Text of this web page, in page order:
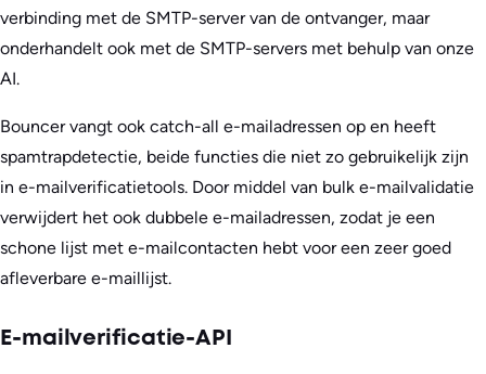
verbinding met de SMTP-server van de ontvanger, maar
onderhandelt ook met de SMTP-servers met behulp van onze
AI.
Bouncer vangt ook catch-all e-mailadressen op en heeft
spamtrapdetectie, beide functies die niet zo gebruikelijk zijn
in e-mailverificatietools. Door middel van bulk e-mailvalidatie
verwijdert het ook dubbele e-mailadressen, zodat je een
schone lijst met e-mailcontacten hebt voor een zeer goed
afleverbare e-maillijst.
E-mailverificatie-API